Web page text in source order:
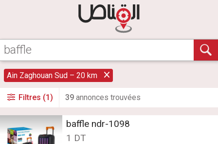
Ain Zaghouan Sud – 20 km
Filtres (1) 39 annonces trouvées
baffle ndr-1098
1 DT